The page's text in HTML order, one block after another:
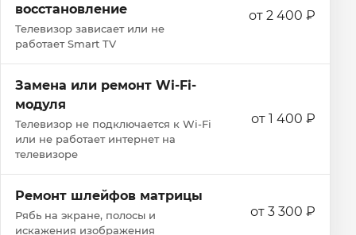
восстановление
Телевизор зависает или не
работает Smart TV
от 2 400 ₽
Замена или ремонт Wi‑Fi-
модуля
Телевизор не подключается к Wi‑Fi
или не работает интернет на
телевизоре
от 1 400 ₽
Ремонт шлейфов матрицы
Рябь на экране, полосы и
искажения изображения
от 3 300 ₽